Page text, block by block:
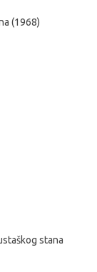
(1968)
stana